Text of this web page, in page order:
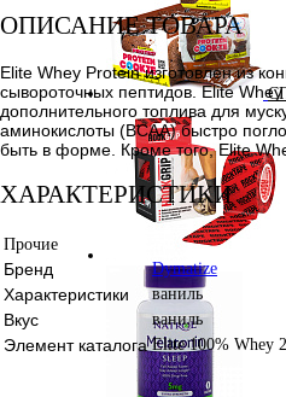
ОПИСАНИЕ ТОВАРА
Elite Whey Protein изготовлен из
сывороточных пептидов. Elite
дополнительного топлива для
аминокислоты (ВСАА) быстро
быть в форме. Кроме того, Elite
ХАРАКТЕРИСТИКИ
Прочие
Бренд Dymatize
Характеристики ваниль
Вкус ваниль
Элемент каталога Elite 100% Whey